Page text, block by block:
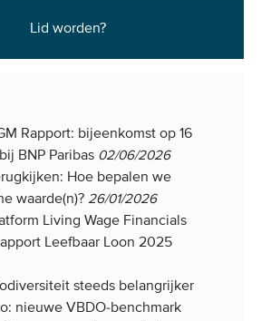
Lid worden?
Rapport: bijeenkomst op 16
BNP Paribas 02/06/2026
Hoe bepalen we
waarde(n)? 26/01/2026
Living Wage Financials
Leefbaar Loon 2025
steeds belangrijker
nieuwe VBDO-benchmark